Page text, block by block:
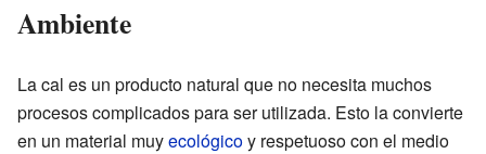
Ambiente
La cal es un producto natural que no necesita muchos
procesos complicados para ser utilizada. Esto la convierte
en un material muyecológicoy respetuoso con el medio